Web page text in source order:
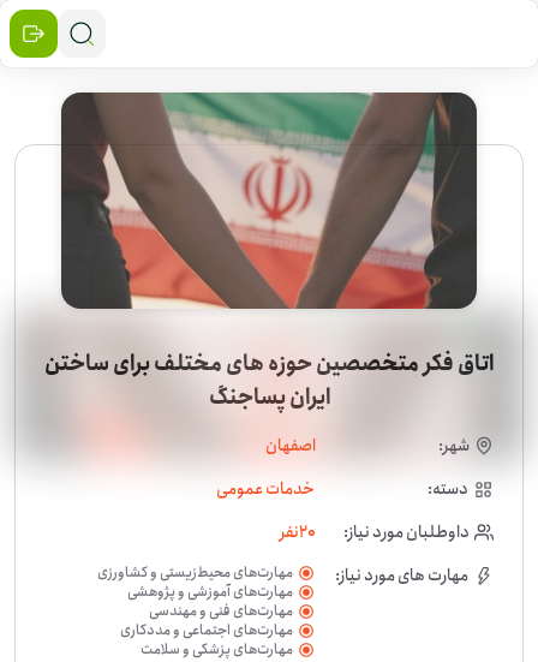
اتاق فکر متخصصین حوزه های مختلف برای ساختن
ایران پساجنگ
شهر:
اصفهان
دسته:
خدمات عمومی
داوطلبان مورد نیاز:
20نفر
مهارت های مورد نیاز:
مهارت‌های محیط‌زیستی و کشاورزی
مهارت‌های آموزشی و پژوهشی
مهارت‌های فنی و مهندسی
مهارت‌های اجتماعی و مددکاری
مهارت‌های پزشکی و سلامت